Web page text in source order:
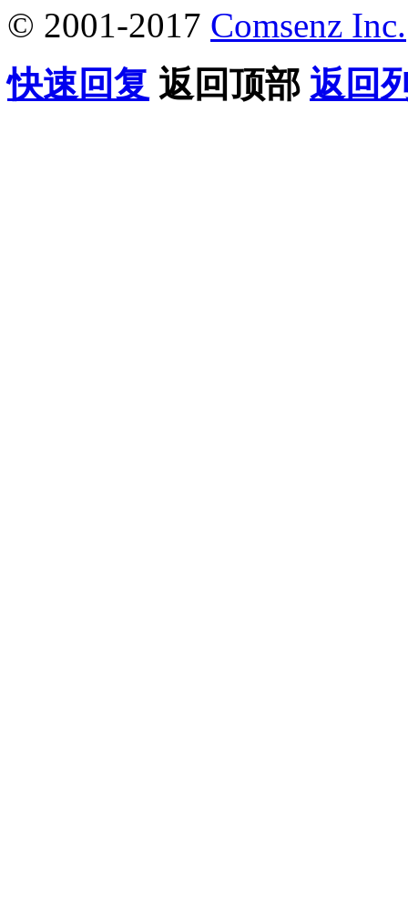
© 2001-2017 Comsenz Inc.
快速回复 返回顶部 返回